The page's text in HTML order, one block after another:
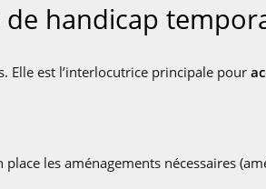
handicap
Elle est l’interlocutrice principale pour
place les aménagements nécessaires